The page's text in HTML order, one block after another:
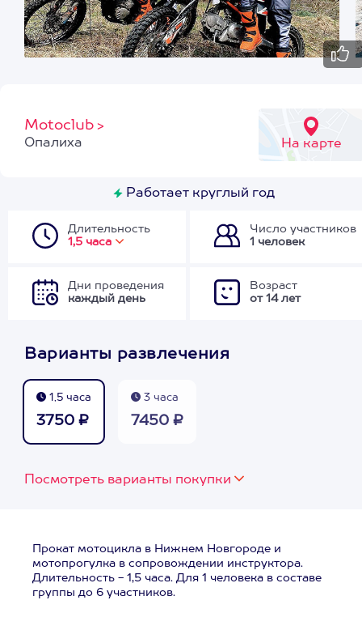
Motoclub >
На карте
Опалиха
Работает круглый год
Длительность
1,5 часа
Число участников
1 человек
Дни проведения
каждый день
Возраст
от 14 лет
Варианты развлечения
1,5 часа
3750 ₽
3 часа
7450 ₽
Посмотреть варианты покупки
Прокат мотоцикла в Нижнем Новгороде и
мотопрогулка в сопровождении инструктора.
Длительность - 1,5 часа. Для 1 человека в составе
группы до 6 участников.